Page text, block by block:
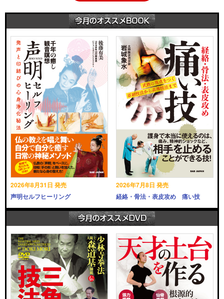
2026年8月31日 発売
声明セルフヒーリング
2026年7月8日 発売
経絡・骨法・表皮攻め 痛い技